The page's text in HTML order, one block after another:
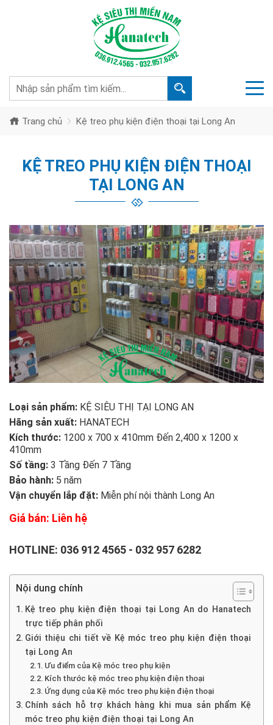
Trang chủ Kệ treo phụ kiện điện thoại tại Long An
KỆ TREO PHỤ KIỆN ĐIỆN THOẠI
TẠI LONG AN
Loại sản phẩm: KỆ SIÊU THỊ TẠI LONG AN
Hãng sản xuất: HANATECH
Kích thước: 1200 x 700 x 410mm Đến 2,400 x 1200 x
410mm
Số tầng: 3 Tầng Đến 7 Tầng
Bảo hành: 5 năm
Vận chuyển lắp đặt: Miễn phí nội thành Long An
Giá bán: Liên hệ
HOTLINE: 036 912 4565 - 032 957 6282
Nội dung chính
Kệ treo phụ kiện điện thoại tại Long An do Hanatech
trực tiếp phân phối
Giới thiệu chi tiết về Kệ móc treo phụ kiện điện thoại
tại Long An
Ưu điểm của Kệ móc treo phụ kiện
Kích thước kệ móc treo phụ kiện điện thoại
Ứng dụng của Kệ móc treo phụ kiện điện thoại
Chính sách hỗ trợ khách hàng khi mua sản phẩm Kệ
móc treo phụ kiện điện thoại tại Long An